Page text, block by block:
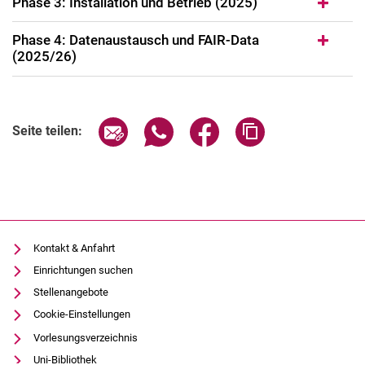
Phase 4: Datenaustausch und FAIR-Data
(2025/26)
Seite teilen: Seite über E-Mail teilen
Seite über WhatsApp teilen
Seite über Facebook
Kontakt & Anfahrt
Einrichtungen suchen
Stellenangebote
Cookie-Einstellungen
Vorlesungsverzeichnis
Uni-Bibliothek